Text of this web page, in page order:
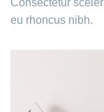
eu rhoncus nibh.